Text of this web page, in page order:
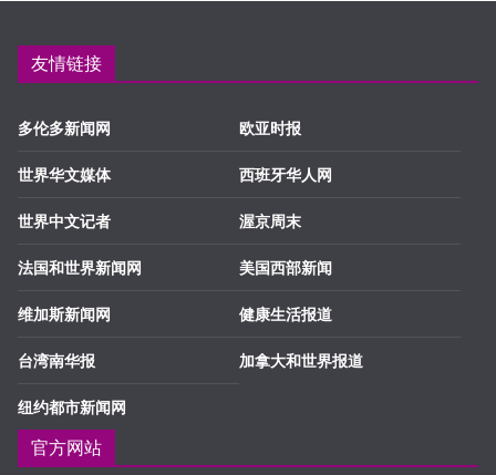
友情链接
多伦多新闻网
世界华文媒体
世界中文记者
法国和世界新闻网
维加斯新闻网
台湾南华报
纽约都市新闻网
欧亚时报
西班牙华人网
渥京周末
美国西部新闻
健康生活报道
加拿大和世界报道
官方网站